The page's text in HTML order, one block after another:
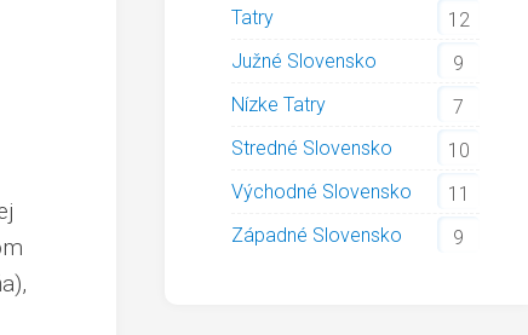
Tatry
12
Južné Slovensko
9
Nízke Tatry
7
Stredné Slovensko
10
Východné Slovensko
11
Západné Slovensko
9